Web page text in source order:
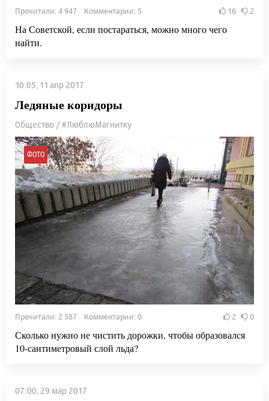
Прочитали: 4 947 Комментарии: 5 16 2
На Советской, если постараться, можно много чего
найти.
10:05, 11 апр 2017
Ледяные коридоры
Общество / #ЛюблюМагнитку
ФОТО
Прочитали: 2 587 Комментарии: 0 2 0
Сколько нужно не чистить дорожки, чтобы образовался
10-сантиметровый слой льда?
07:00, 29 мар 2017